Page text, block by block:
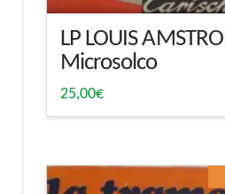
LP LOUIS
Microsolco
25,00€